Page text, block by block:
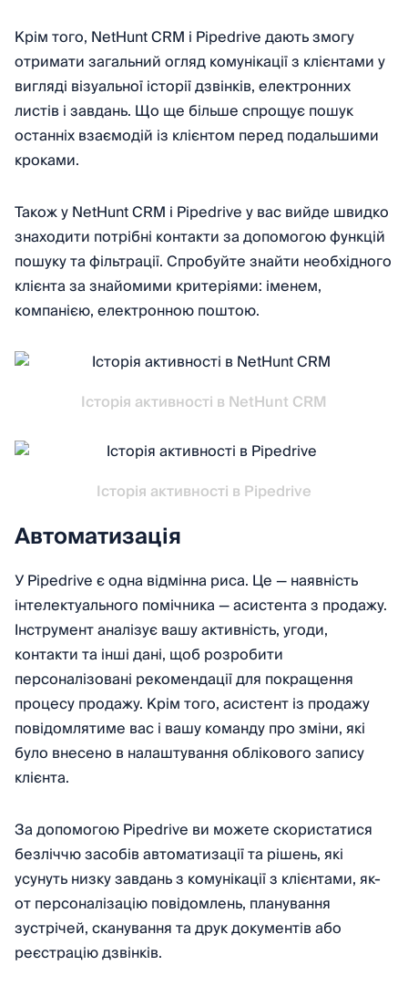
Крім того, NetHunt CRМ і Pipedrive дають змогу
отримати загальний огляд комунікації з клієнтами у
вигляді візуальної історії дзвінків, електронних
листів і завдань. Що ще більше спрощує пошук
останніх взаємодій із клієнтом перед подальшими
кроками.
Також у NetHunt CRМ і Pipedrive у вас вийде швидко
знаходити потрібні контакти за допомогою функцій
пошуку та фільтрації. Спробуйте знайти необхідного
клієнта за знайомими критеріями: іменем,
компанією, електронною поштою.
Історія активності в NetHunt CRM
Історія активності в Pipedrive
Автоматизація
У Pipedrive є одна відмінна риса. Це — наявність
інтелектуального помічника — асистента з продажу.
Інструмент аналізує вашу активність, угоди,
контакти та інші дані, щоб розробити
персоналізовані рекомендації для покращення
процесу продажу. Крім того, асистент із продажу
повідомлятиме вас і вашу команду про зміни, які
було внесено в налаштування облікового запису
клієнта.
За допомогою Pipedrive ви можете скористатися
безліччю засобів автоматизації та рішень, які
усунуть низку завдань з комунікації з клієнтами, як-
от персоналізацію повідомлень, планування
зустрічей, сканування та друк документів або
реєстрацію дзвінків.